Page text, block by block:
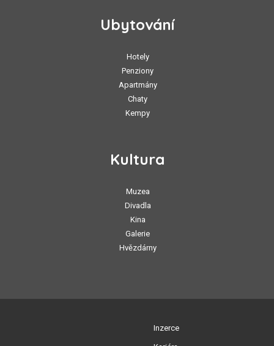
Ubytování
Hotely
Penziony
Apartmány
Chaty
Kempy
Kultura
Muzea
Divadla
Kina
Galerie
Hvězdárny
Inzerce